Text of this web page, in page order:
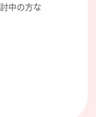
中の方な